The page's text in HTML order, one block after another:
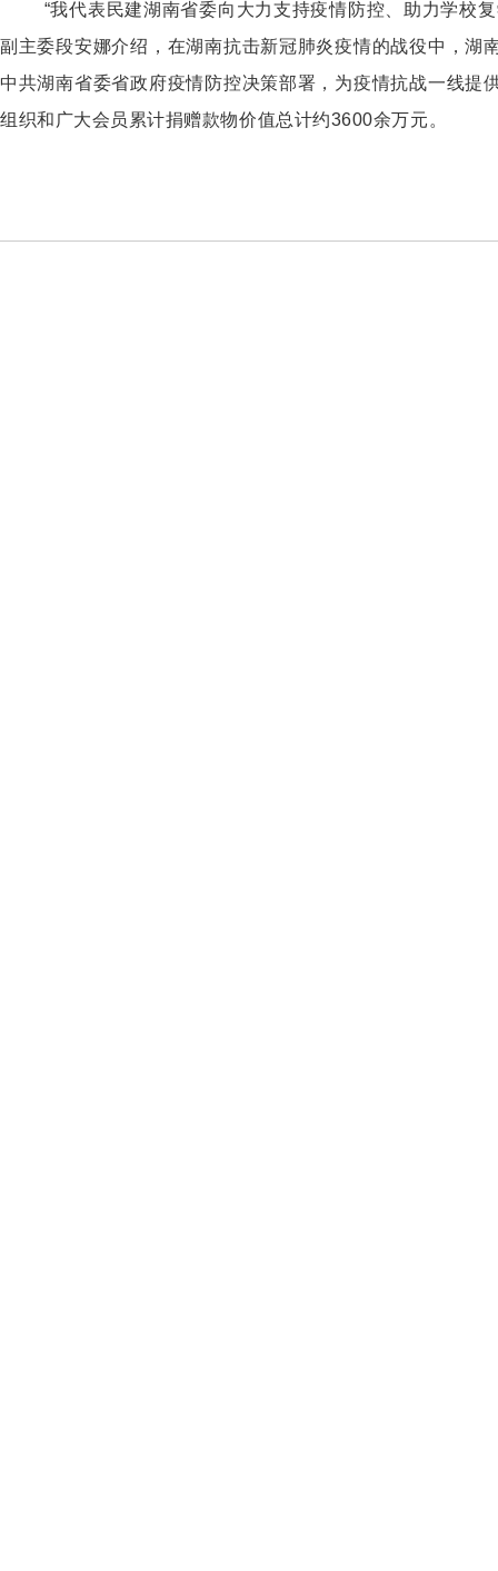
“我代表民建湖南省委向大力支持疫情防控、助力学校
副主委段安娜介绍，在湖南抗击新冠肺炎疫情的战役中，
中共湖南省委省政府疫情防控决策部署，为疫情抗战一线
组织和广大会员累计捐赠款物价值总计约3600余万元。